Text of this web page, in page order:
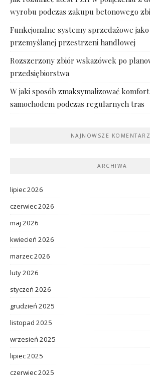
wyrobu podczas zakupu betonowego
Funkcjonalne systemy sprzedażowe
przemyślanej przestrzeni handlowej
Rozszerzony zbiór wskazówek po
przedsiębiorstwa
W jaki sposób zmaksymalizować
samochodem podczas regularnych tras
NAJNOWSZE
ARCHIWA
lipiec 2026
czerwiec 2026
maj 2026
kwiecień 2026
marzec 2026
luty 2026
styczeń 2026
grudzień 2025
listopad 2025
wrzesień 2025
lipiec 2025
czerwiec 2025